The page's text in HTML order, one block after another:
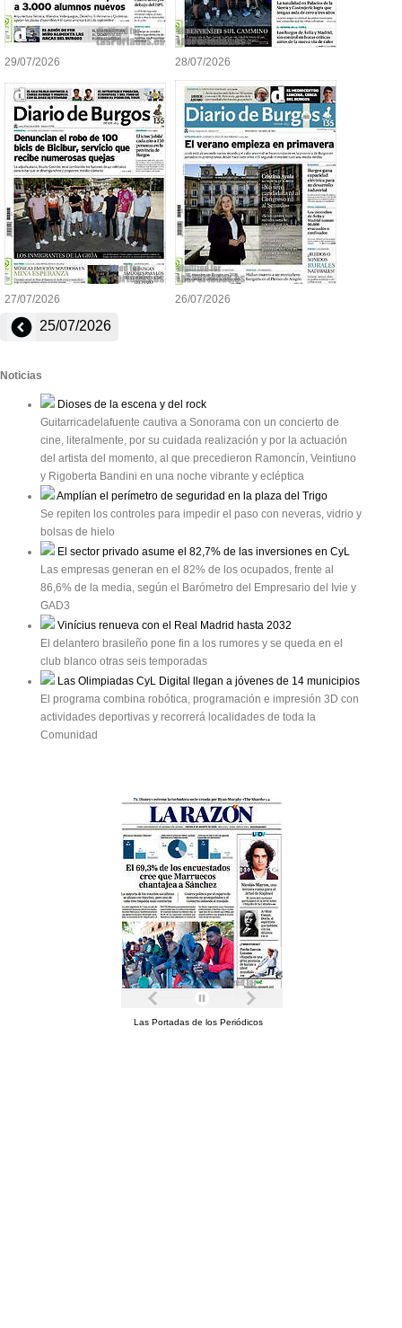
29/07/2026 28/07/2026
27/07/2026 26/07/2026
25/07/2026
Noticias
Dioses de la escena y del rock
Guitarricadelafuente cautiva a Sonorama con un concierto de
cine, literalmente, por su cuidada realización y por la actuación
del artista del momento, al que precedieron Ramoncín, Veintiuno
y Rigoberta Bandini en una noche vibrante y ecléptica
Amplían el perímetro de seguridad en la plaza del Trigo
Se repiten los controles para impedir el paso con neveras, vidrio y
bolsas de hielo
El sector privado asume el 82,7% de las inversiones en CyL
Las empresas generan en el 82% de los ocupados, frente al
86,6% de la media, según el Barómetro del Empresario del Ivie y
GAD3
Vinícius renueva con el Real Madrid hasta 2032
El delantero brasileño pone fin a los rumores y se queda en el
club blanco otras seis temporadas
Las Olimpiadas CyL Digital llegan a jóvenes de 14 municipios
El programa combina robótica, programación e impresión 3D con
actividades deportivas y recorrerá localidades de toda la
Comunidad
Las Portadas de los Periódicos